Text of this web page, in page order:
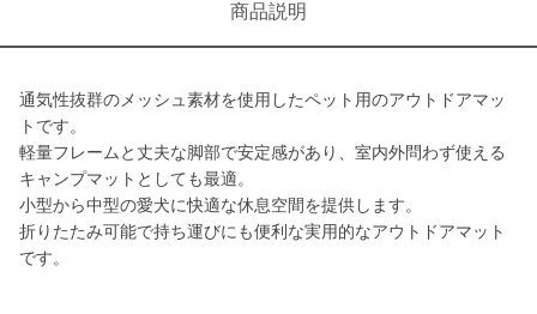
商品説明
通気性抜群のメッシュ素材を使用したペット用のアウトドアマッ
トです。
軽量フレームと丈夫な脚部で安定感があり、室内外問わず使える
キャンプマットとしても最適。
小型から中型の愛犬に快適な休息空間を提供します。
折りたたみ可能で持ち運びにも便利な実用的なアウトドアマット
です。